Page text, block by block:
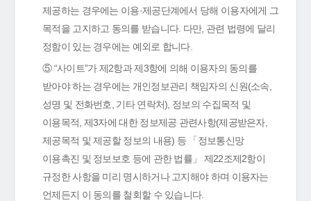
제공하는 경우에는 이용·제공단계에서 당해 이용자에게 그
목적을 고지하고 동의를 받습니다. 다만, 관련 법령에 달리
정함이 있는 경우에는 예외로 합니다.
⑤ “사이트”가 제2항과 제3항에 의해 이용자의 동의를
받아야 하는 경우에는 개인정보관리 책임자의 신원(소속,
성명 및 전화번호, 기타 연락처), 정보의 수집목적 및
이용목적, 제3자에 대한 정보제공 관련사항(제공받은자,
제공목적 및 제공할 정보의 내용) 등 「정보통신망
이용촉진 및 정보보호 등에 관한 법률」 제22조제2항이
규정한 사항을 미리 명시하거나 고지해야 하며 이용자는
언제든지 이 동의를 철회할 수 있습니다.